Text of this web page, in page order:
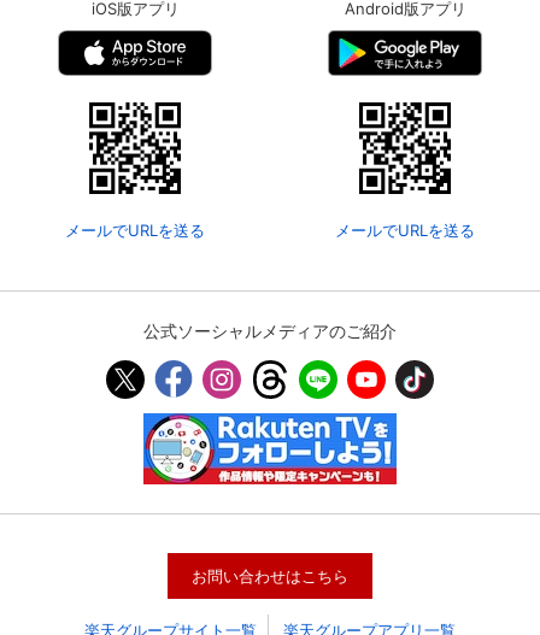
iOS版アプリ
メールでURLを送る
Android版アプリ
メールでURLを送る
公式ソーシャルメディアのご紹介
お問い合わせはこちら
楽天グループサイト一覧 楽天グループアプリ一覧